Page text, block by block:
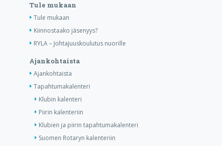
Tule mukaan
Tule mukaan
Kiinnostaako jäsenyys?
RYLA – Johtajuuskoulutus nuorille
Ajankohtaista
Ajankohtaista
Tapahtumakalenteri
Klubin kalenteri
Piirin kalenteriin
Klubien ja piirin tapahtumakalenteri
Suomen Rotaryn kalenteriin